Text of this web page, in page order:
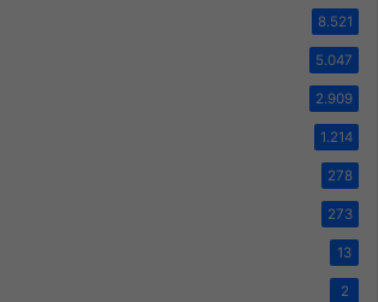
8.521
5.047
2.909
1.214
278
273
13
2